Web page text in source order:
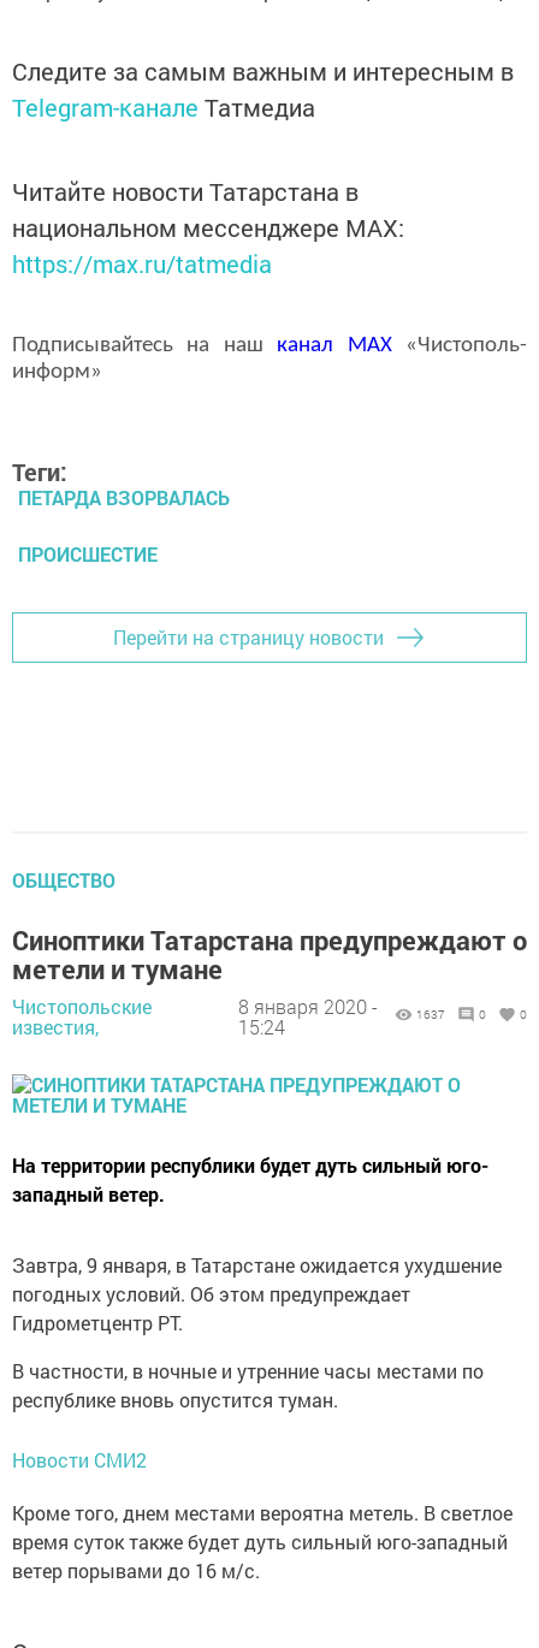
Следите за самым важным и интересным в
Telegram-канале Татмедиа
Читайте новости Татарстана в
национальном мессенджере MАХ:
https://max.ru/tatmedia
Подписывайтесь на наш канал MAX«Чистополь-
информ»
Теги:
ПЕТАРДА ВЗОРВАЛАСЬ
ПРОИСШЕСТИЕ
Перейти на страницу новости
ОБЩЕСТВО
Синоптики Татарстана предупреждают о
метели и тумане
Чистопольские
известия,
8 января 2020 -
15:24
1637 0 0
На территории республики будет дуть сильный юго-
западный ветер.
Завтра, 9 января, в Татарстане ожидается ухудшение
погодных условий. Об этом предупреждает
Гидрометцентр РТ.
В частности, в ночные и утренние часы местами по
республике вновь опустится туман.
Новости СМИ2
Кроме того, днем местами вероятна метель. В светлое
время суток также будет дуть сильный юго-западный
ветер порывами до 16 м/с.